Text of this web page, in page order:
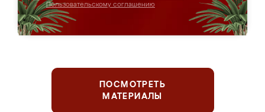
Пользовательскому соглашению
ПОСМОТРЕТЬ
МАТЕРИАЛЫ